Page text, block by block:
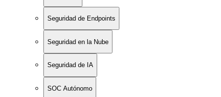
Seguridad de Endpoints
Seguridad en la Nube
Seguridad de IA
SOC Autónomo